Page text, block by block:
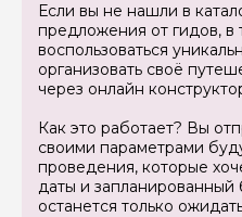
Если вы не нашли в
предложения от гидов, в
воспользоваться
организовать своё
через онлайн
Как это работает? Вы
своими параметрами
проведения, которые
даты и
останется только
Я даю своё согласие
данных